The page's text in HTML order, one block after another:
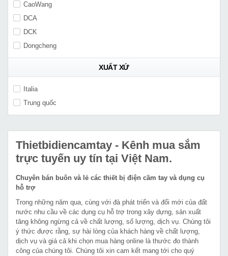
CaoWang
DCA
DCK
Dongcheng
XUẤT XỨ
Italia
Trung quốc
Thietbidiencamtay - Kênh mua sắm
trực tuyến uy tín tại Việt Nam.
Chuyên bán buôn và lẻ các thiết bị điện cầm tay và dụng cụ
hỗ trợ
Trong những năm qua, cùng với đà phát triển và đổi mới của đất
nước nhu cầu về các dụng cụ hỗ trợ trong xây dựng, sản xuất
tăng không ngừng cả về chất lượng, số lượng, dịch vụ. Chúng tôi
ý thức được rằng, sự hài lòng của khách hàng về chất lượng,
dịch vụ và giá cả khi chọn mua hàng online là thước đo thành
công của chúng tôi. Chúng tôi xin cam kết mang tới cho quý